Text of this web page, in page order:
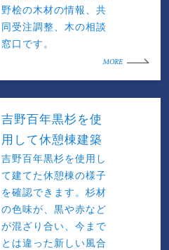
野桧の木材の情報、共
同受注調整、木の相談
窓口です。
MORE
吉野百年黒杉を使
用して休憩棟建築
吉野百年黒杉を使用し
て建てた休憩棟の様子
を確認できます。杉材
の色味が、黒や赤など
が混ざり合い、今まで
とは違った新しい風合